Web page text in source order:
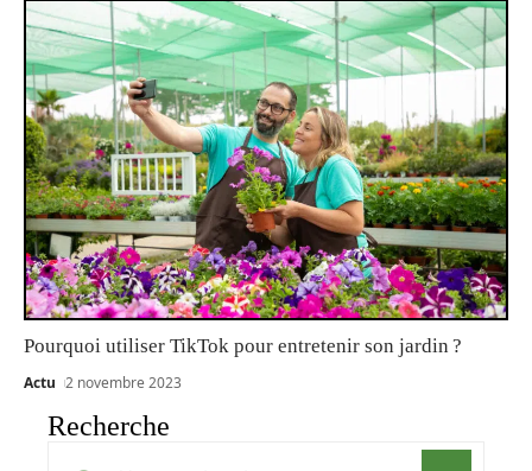
Pourquoi utiliser TikTok pour entretenir son jardin ?
Actu 2 novembre 2023
Recherche